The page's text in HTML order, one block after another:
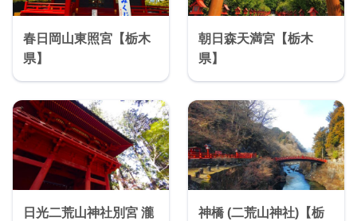
春日岡山東照宮【栃木
県】
朝日森天満宮【栃木
県】
日光二荒山神社別宮 瀧
神橋 (二荒山神社)【栃